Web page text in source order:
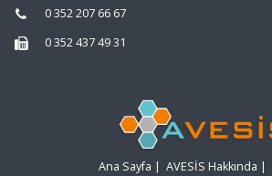
0 352 207 66 67
0 352 437 49 31
Ana Sayfa | AVESİS Hakkında |